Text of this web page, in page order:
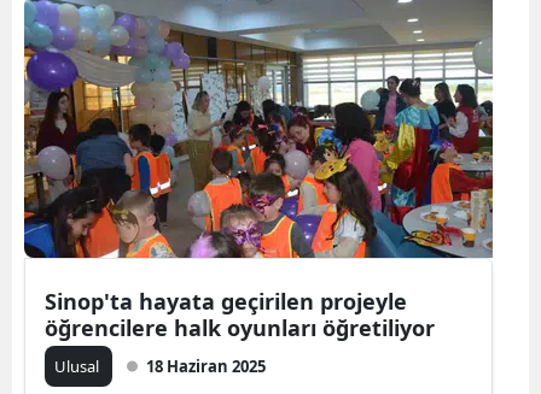
Yozgat
Zonguldak
Aksaray
Bayburt
Karaman
Kırıkkale
Batman
Sinop'ta hayata geçirilen projeyle
öğrencilere halk oyunları öğretiliyor
Ulusal 18 Haziran 2025